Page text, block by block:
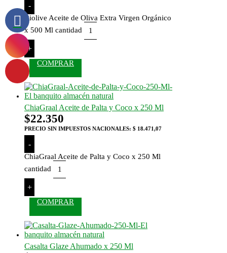
-
Biolive Aceite de Oliva Extra Virgen Orgánico
x 500 Ml cantidad
+
COMPRAR
ChiaGraal Aceite de Palta y Coco x 250 Ml
$22.350
PRECIO SIN IMPUESTOS NACIONALES: $ 18.471,07
-
ChiaGraal Aceite de Palta y Coco x 250 Ml
cantidad
+
COMPRAR
Casalta Glaze Ahumado x 250 Ml